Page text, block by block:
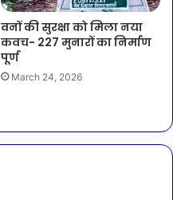
वनों की सुरक्षा को मिला नया
कवच- 227 मुनारों का निर्माण
पूर्ण
March 24, 2026